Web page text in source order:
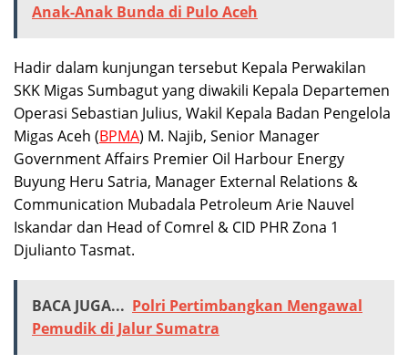
Anak-Anak Bunda di Pulo Aceh
Hadir dalam kunjungan tersebut Kepala Perwakilan
SKK Migas Sumbagut yang diwakili Kepala Departemen
Operasi Sebastian Julius, Wakil Kepala Badan Pengelola
Migas Aceh (BPMA) M. Najib, Senior Manager
Government Affairs Premier Oil Harbour Energy
Buyung Heru Satria, Manager External Relations &
Communication Mubadala Petroleum Arie Nauvel
Iskandar dan Head of Comrel & CID PHR Zona 1
Djulianto Tasmat.
BACA JUGA... Polri Pertimbangkan Mengawal
Pemudik di Jalur Sumatra